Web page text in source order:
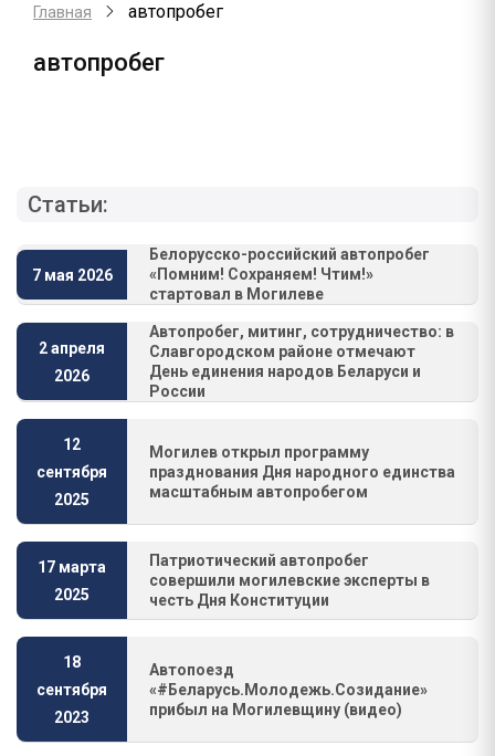
Главная автопробег
автопробег
Статьи:
7 мая 2026
Белорусско-российский автопробег
«Помним! Сохраняем! Чтим!»
стартовал в Могилеве
2 апреля
2026
Автопробег, митинг, сотрудничество: в
Славгородском районе отмечают
День единения народов Беларуси и
России
12
сентября
2025
Могилев открыл программу
празднования Дня народного единства
масштабным автопробегом
17 марта
2025
Патриотический автопробег
совершили могилевские эксперты в
честь Дня Конституции
18
сентября
2023
Автопоезд
«#Беларусь.Молодежь.Созидание»
прибыл на Могилевщину (видео)